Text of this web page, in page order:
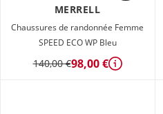
MERRELL
Chaussures de randonnée Femme
SPEED ECO WP Bleu
140,00 €98,00 € Détails